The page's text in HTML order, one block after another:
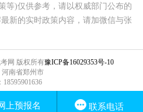
等)仅供参考，请以权威部门公布的
新的实时政策内容，请加微信与张
网 版权所有豫ICP备16029353号-10
河南省郑州市
18595901636
上预报名 联系电话